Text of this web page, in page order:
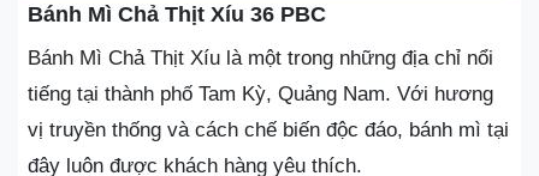
Bánh Mì Chả Thịt Xíu 36 PBC
Bánh Mì Chả Thịt Xíu là một trong những địa chỉ nổi
tiếng tại thành phố Tam Kỳ, Quảng Nam. Với hương
vị truyền thống và cách chế biến độc đáo, bánh mì tại
đây luôn được khách hàng yêu thích.